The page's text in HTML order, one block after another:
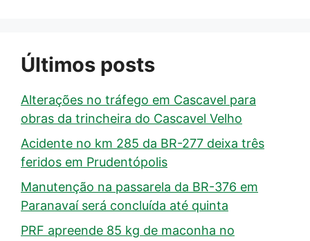
Últimos posts
Alterações no tráfego em Cascavel para
obras da trincheira do Cascavel Velho
Acidente no km 285 da BR-277 deixa três
feridos em Prudentópolis
Manutenção na passarela da BR-376 em
Paranavaí será concluída até quinta
PRF apreende 85 kg de maconha no